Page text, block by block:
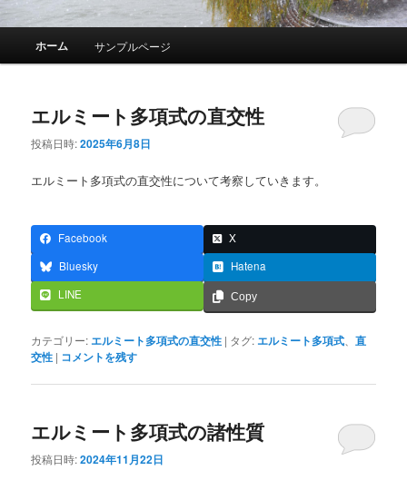
ホーム サンプルページ
エルミート多項式の直交性
投稿日時:2025年6月8日
エルミート多項式の直交性について考察していきます。
Facebook
X
Bluesky
Hatena
LINE
Copy
カテゴリー: エルミート多項式の直交性 | タグ: エルミート多項式 、直
交性 | コメントを残す
エルミート多項式の諸性質
投稿日時:2024年11月22日